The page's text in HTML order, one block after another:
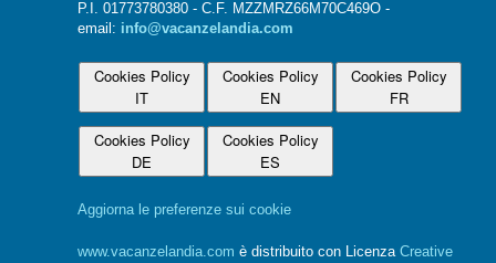
P.I. 01773780380 - C.F. MZZMRZ66M70C469O -
email: info@vacanzelandia.com
Cookies Policy
IT
Cookies Policy
EN
Cookies Policy
FR
Cookies Policy
DE
Cookies Policy
ES
Aggiorna le preferenze sui cookie
www.vacanzelandia.com è distribuito con Licenza Creative